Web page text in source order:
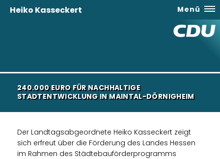
Heiko Kasseckert Menü
240.000 EURO FÜR NACHHALTIGE
STADTENTWICKLUNG IN MAINTAL-DÖRNIGHEIM
Der Landtagsabgeordnete Heiko Kasseckert zeigt
sich erfreut über die Förderung des Landes Hessen
im Rahmen des Städtebauförderprogramms